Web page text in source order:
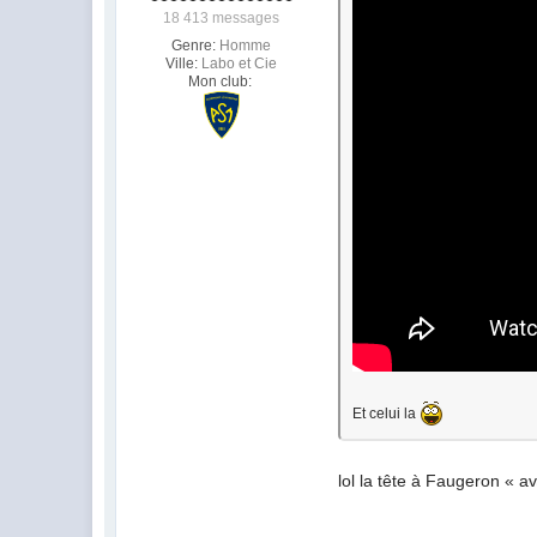
18 413 messages
Genre: Homme
Ville: Labo et Cie
Mon club:
Et celui la
lol la tête à Faugeron «